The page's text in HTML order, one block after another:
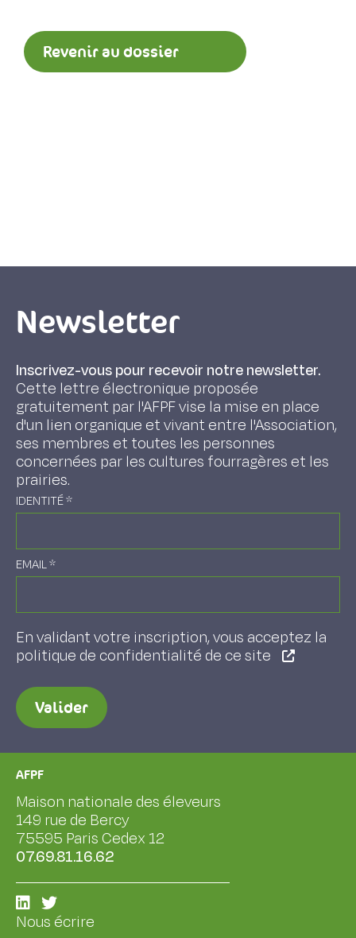
Revenir au dossier
Newsletter
Inscrivez-vous pour recevoir notre newsletter.
Cette lettre électronique proposée
gratuitement par l'AFPF vise la mise en place
d'un lien organique et vivant entre l'Association,
ses membres et toutes les personnes
concernées par les cultures fourragères et les
prairies.
IDENTITÉ*
EMAIL*
En validant votre inscription, vous acceptez la
politique de confidentialité de ce site
Valider
AFPF
Maison nationale des éleveurs
149 rue de Bercy
75595 Paris Cedex 12
07.69.81.16.62
Nous écrire